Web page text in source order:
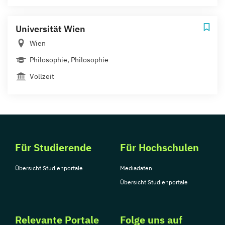
Universität Wien
Wien
Philosophie, Philosophie
Vollzeit
Für Studierende
Übersicht Studienportale
Für Hochschulen
Mediadaten
Übersicht Studienportale
Relevante Portale Folge uns auf